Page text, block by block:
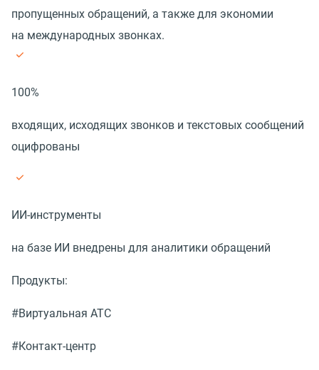
пропущенных обращений, а также для экономии
на международных звонках.
100%
входящих, исходящих звонков и текстовых сообщений
оцифрованы
ИИ-инструменты
на базе ИИ внедрены для аналитики обращений
Продукты:
#Виртуальная АТС
#Контакт-центр